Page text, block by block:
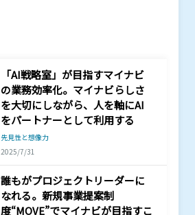
「AI戦略室」が目指すマイナビ
の業務効率化。マイナビらしさ
を大切にしながら、人を軸にAI
をパートナーとして利用する
先見性と想像力
2025/7/31
誰もがプロジェクトリーダーに
なれる。新規事業提案制
度“MOVE”でマイナビが目指すこ